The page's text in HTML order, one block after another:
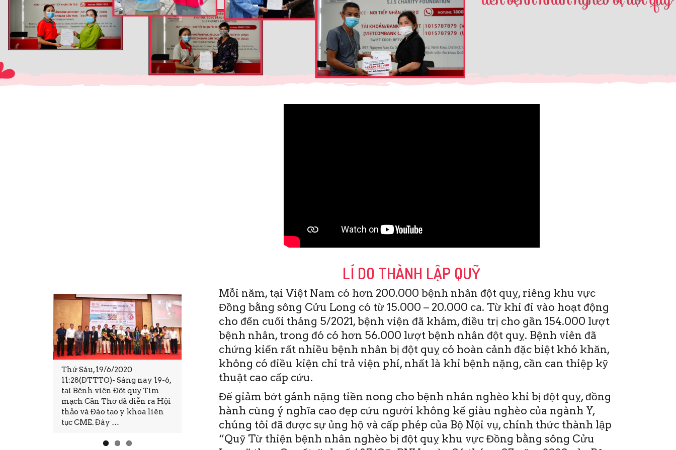
Thứ Sáu, 19/6/2020
11:28(ĐTTTO)- Sáng nay 19-6,
tại Bệnh viện Đột quỵ Tim
mạch Cần Thơ đã diễn ra Hội
thảo và Đào tạo y khoa liên
tục CME. Đây …
Trong cuộc đời, ai cũng mong
có cuộc sống đầy đủ, hạnh
phúc và bình an. Tuy nhiên,
không phải lúc nào mong
ước đó cũng là hiện thực.
Bệnh viện (BV) Đột quỵ Tim
“Quỹ Từ thiện bệnh nhân
(BN) nghèo bị đột quỵ khu vực
ĐBSCL”. Quỹ hoạt động
không vì …
Thứ Sáu, 19/6/2020
tại Bệnh viện Đột quỵ Tim
mạch Cần Thơ đã diễn ra Hội
thảo và Đào tạo y khoa liên
tục CME. Đây …
LÍ DO THÀNH LẬP QUỸ
Mỗi năm, tại Việt Nam có hơn 200.000 bệnh nhân đột quỵ, riêng khu vực
Đồng bằng sông Cửu Long có từ 15.000 – 20.000 ca. Từ khi đi vào hoạt động
cho đến cuối tháng 5/2021, bệnh viện đã khám, điều trị cho gần 154.000 lượt
bệnh nhân, trong đó có hơn 56.000 lượt bệnh nhân đột quỵ. Bệnh viên đã
chứng kiến rất nhiều bệnh nhân bị đột quỵ có hoàn cảnh đặc biệt khó khăn,
không có điều kiện chi trả viện phí, nhất là khi bệnh nặng, cần can thiệp kỹ
thuật cao cấp cứu.
Để giảm bớt gánh nặng tiền nong cho bệnh nhân nghèo khi bị đột quỵ, đồng
hành cùng ý nghĩa cao đẹp cứu người không kể giàu nghèo của ngành Y,
chúng tôi đã được sự ủng hộ và cấp phép của Bộ Nội vụ, chính thức thành lập
“Quỹ Từ thiện bệnh nhân nghèo bị đột quỵ khu vực Đồng bằng sông Cửu